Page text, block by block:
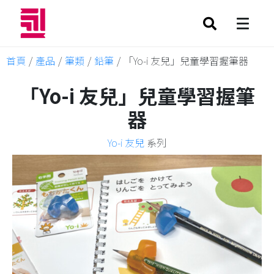
首頁 / 產品 / 筆類 / 鉛筆 / 「Yo-i 友兒」兒童學習握筆器
「Yo-i 友兒」兒童學習握筆
器
Yo-i 友兒 系列